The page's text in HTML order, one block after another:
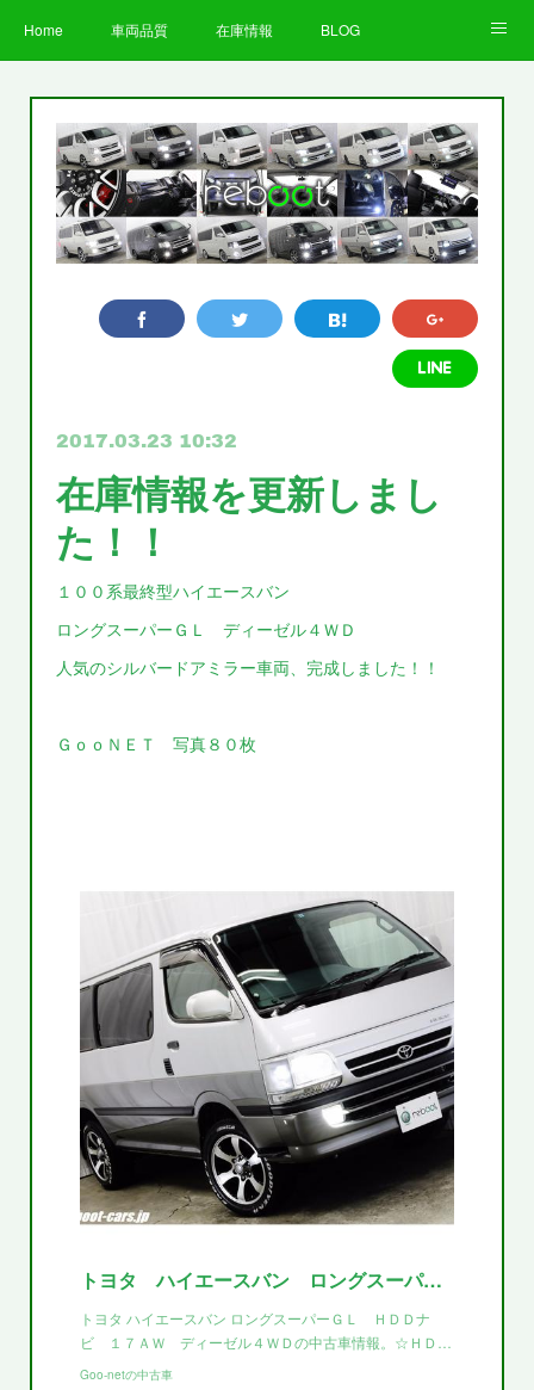
Home 車両品質 在庫情報 BLOG
お客様の声 STAFF 企業情報
プライバシーポリシー
2017.03.23 10:32
在庫情報を更新しまし
た！！
１００系最終型ハイエースバン
ロングスーパーＧＬ ディーゼル４ＷＤ
人気のシルバードアミラー車両、完成しました！！
ＧｏｏＮＥＴ 写真８０枚
トヨタ ハイエースバン ロングスーパーＧＬ ＨＤＤナビ １７ＡＷ ディーゼル４ＷＤ
トヨタ ハイエースバン ロングスーパーＧＬ ＨＤＤナ
ビ １７ＡＷ ディーゼル４ＷＤの中古車情報。☆ＨＤ…
Goo-netの中古車